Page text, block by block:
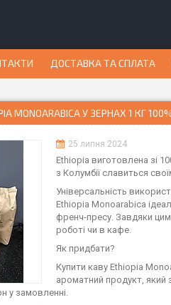
ДОСТАВКА ТА СПЛАТА
MONOARABICA У ЗЕРНАХ 1 КГ
25 липня 2024
Ethiopia виготовлена ​​зі
з Колумбії славиться
Універсальність
Ethiopia Monoarabica
френч-пресу. Завдяки
роботі чи в кафе.
Як придбати?
Купити каву Ethiopia
ароматний продукт, який
у замовленні.